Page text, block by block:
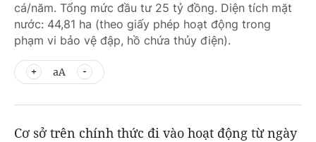
cá/năm. Tổng mức đầu tư 25 tỷ đồng. Diện tích mặt
nước: 44,81 ha (theo giấy phép hoạt động trong
phạm vi bảo vệ đập, hồ chứa thủy điện).
aA
Cơ sở trên chính thức đi vào hoạt động từ ngày